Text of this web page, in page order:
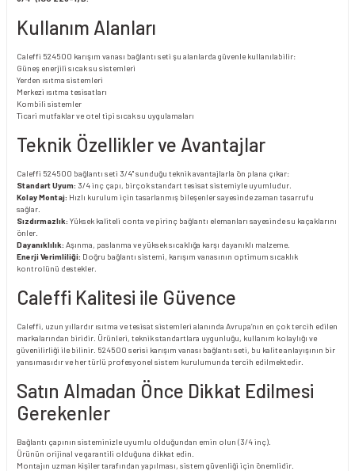
Kullanım Alanları
Caleffi 524500 karışım vanası bağlantı seti şu alanlarda güvenle kullanılabilir:
Güneş enerjili sıcak su sistemleri
Yerden ısıtma sistemleri
Merkezi ısıtma tesisatları
Kombili sistemler
Ticari mutfaklar ve otel tipi sıcak su uygulamaları
Teknik Özellikler ve Avantajlar
Caleffi 524500 bağlantı seti 3/4" sunduğu teknik avantajlarla ön plana çıkar:
Standart Uyum: 3/4 inç çapı, birçok standart tesisat sistemiyle uyumludur.
Kolay Montaj: Hızlı kurulum için tasarlanmış bileşenler sayesinde zaman tasarrufu
sağlar.
Sızdırmazlık: Yüksek kaliteli conta ve pirinç bağlantı elemanları sayesinde su kaçaklarını
önler.
Dayanıklılık: Aşınma, paslanma ve yüksek sıcaklığa karşı dayanıklı malzeme.
Enerji Verimliliği: Doğru bağlantı sistemi, karışım vanasının optimum sıcaklık
kontrolünü destekler.
Caleffi Kalitesi ile Güvence
Caleffi, uzun yıllardır ısıtma ve tesisat sistemleri alanında Avrupa’nın en çok tercih edilen
markalarından biridir. Ürünleri, teknik standartlara uygunluğu, kullanım kolaylığı ve
güvenilirliği ile bilinir. 524500 serisi karışım vanası bağlantı seti, bu kalite anlayışının bir
yansımasıdır ve her türlü profesyonel sistem kurulumunda tercih edilmektedir.
Satın Almadan Önce Dikkat Edilmesi
Gerekenler
Bağlantı çapının sisteminizle uyumlu olduğundan emin olun (3/4 inç).
Ürünün orijinal ve garantili olduğuna dikkat edin.
Montajın uzman kişiler tarafından yapılması, sistem güvenliği için önemlidir.